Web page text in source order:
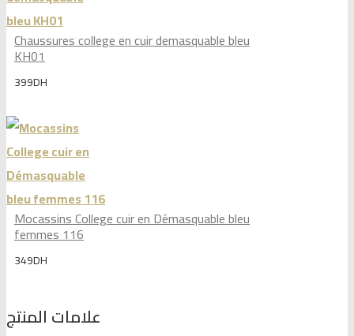
Chaussures college en cuir demasquable bleu
KH01
399DH
Mocassins College cuir en Démasquable bleu
femmes 116
349DH
علامات المنتج